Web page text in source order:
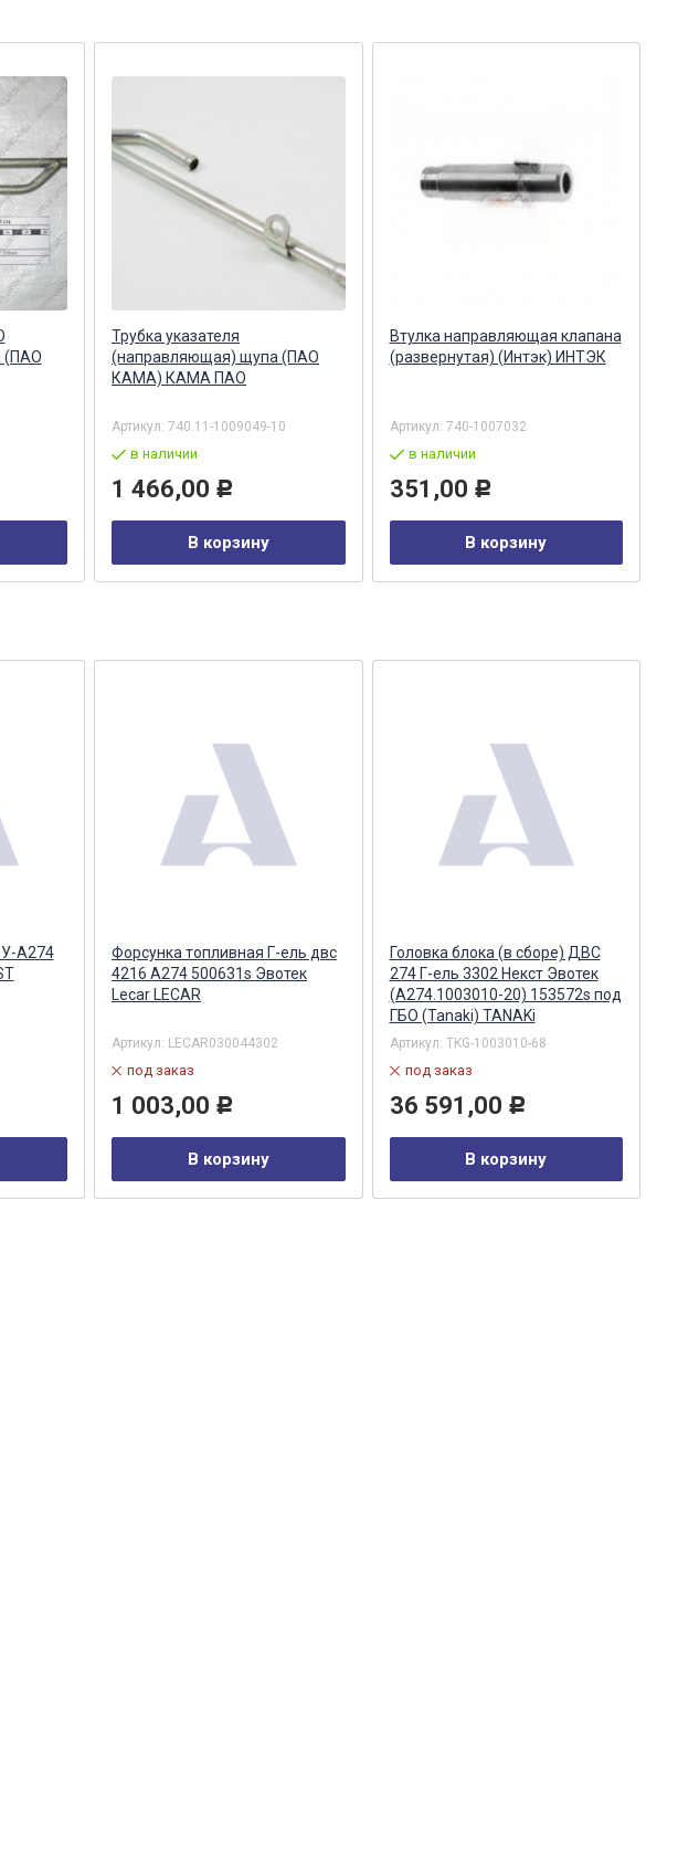
(ПАО
Трубка указателя
(направляющая) щупа (ПАО
КАМА) КАМА ПАО
Артикул: 740.11-1009049-10
в наличии
1 466,00 Р
В корзину
Втулка направляющая клапана
(развернутая) (Интэк) ИНТЭК
Артикул: 740-1007032
в наличии
351,00 Р
В корзину
У-А274
Форсунка топливная Г-ель двс
4216 А274 500631s Эвотек
Lecar LECAR
Артикул: LECAR030044302
под заказ
1 003,00 Р
В корзину
Головка блока (в сборе) ДВС
274 Г-ель 3302 Некст Эвотек
(A274.1003010-20) 153572s под
ГБО (Tanaki) TANAKi
Артикул: TKG-1003010-68
под заказ
36 591,00 Р
В корзину